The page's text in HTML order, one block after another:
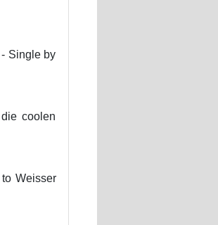
Single by
coolen
Weisser